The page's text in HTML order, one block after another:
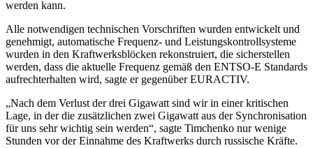
werden kann.
Alle notwendigen technischen Vorschriften wurden entwickelt und
genehmigt, automatische Frequenz- und Leistungskontrollsysteme
wurden in den Kraftwerksblöcken rekonstruiert, die sicherstellen
werden, dass die aktuelle Frequenz gemäß den ENTSO-E Standards
aufrechterhalten wird, sagte er gegenüber EURACTIV.
„Nach dem Verlust der drei Gigawatt sind wir in einer kritischen
Lage, in der die zusätzlichen zwei Gigawatt aus der Synchronisation
für uns sehr wichtig sein werden“, sagte Timchenko nur wenige
Stunden vor der Einnahme des Kraftwerks durch russische Kräfte.